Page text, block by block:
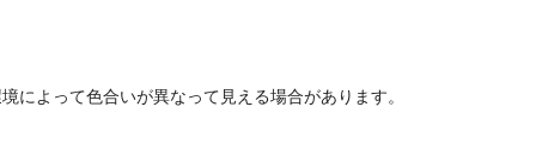
よって色合いが異なって見える場合があります。